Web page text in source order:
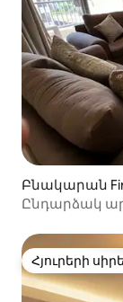
Բնակարան
Ընդարձակ
Հյուրերի
Հյուրերի